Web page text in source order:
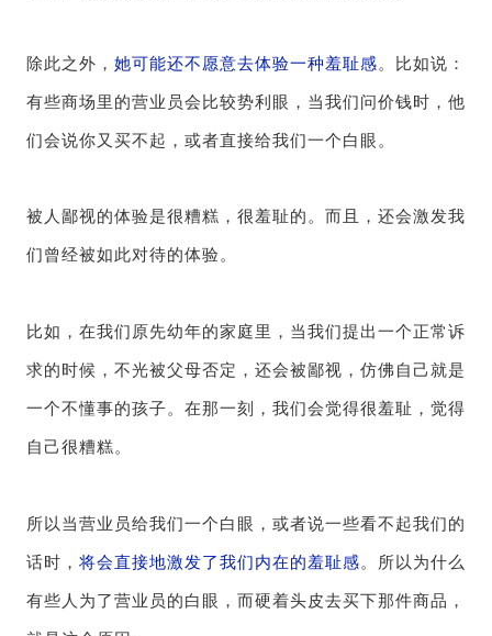
除此之外， 她可能还不愿意去体验一种羞耻感。比如说：
有些商场里的营业员会比较势利眼，当我们问价钱时，他
们会说你又买不起，或者直接给我们一个白眼。
被人鄙视的体验是很糟糕，很羞耻的。而且，还会激发我
们曾经被如此对待的体验。
比如，在我们原先幼年的家庭里，当我们提出一个正常诉
求的时候，不光被父母否定，还会被鄙视，仿佛自己就是
一个不懂事的孩子。在那一刻，我们会觉得很羞耻，觉得
自己很糟糕。
所以当营业员给我们一个白眼，或者说一些看不起我们的
话时， 将会直接地激发了我们内在的羞耻感。所以为什么
有些人为了营业员的白眼，而硬着头皮去买下那件商品，